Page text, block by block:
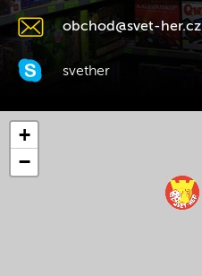
obchod@svet-her.cz
svether
+
−